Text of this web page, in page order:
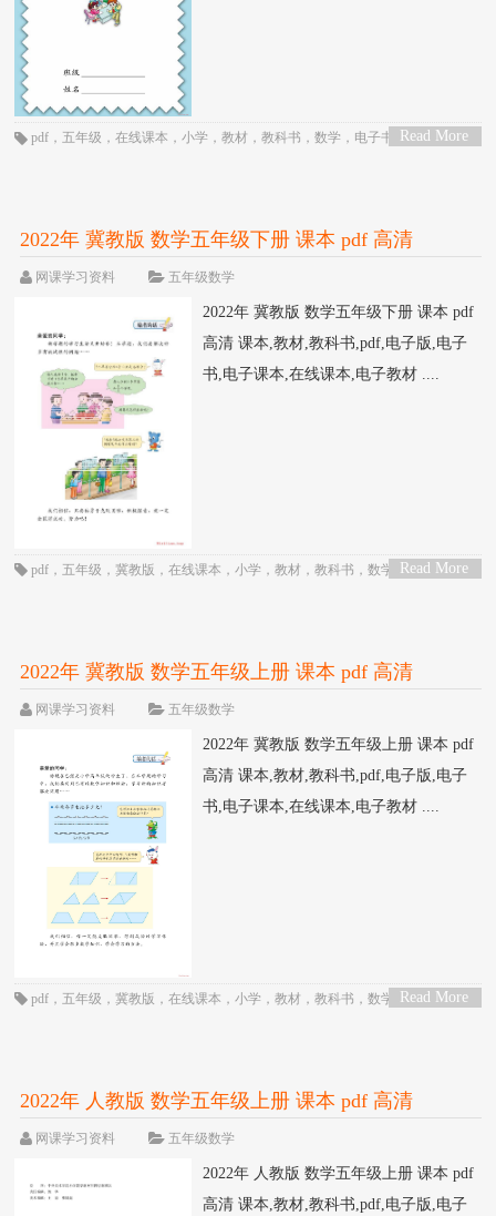
Read More
pdf ， 五年级 ，在线课本 ，小学 ，教材 ，教科书 ，数学 ， 电子书 ，电子教
2022年 冀教版 数学五年级下册 课本 pdf 高清
网课学习资料 五年级数学
2022年 冀教版 数学五年级下册 课本 pdf
高清 课本,教材,教科书,pdf,电子版,电子
书,电子课本,在线课本,电子教材 ....
Read More
pdf ， 五年级 ，冀教版 ，在线课本 ，小学 ，教材 ，教科书 ，数学 ，电子书，
2022年 冀教版 数学五年级上册 课本 pdf 高清
网课学习资料 五年级数学
2022年 冀教版 数学五年级上册 课本 pdf
高清 课本,教材,教科书,pdf,电子版,电子
书,电子课本,在线课本,电子教材 ....
Read More
pdf ， 五年级 ，冀教版 ，在线课本 ，小学 ，教材 ，教科书 ，数学 ，电子书，
2022年 人教版 数学五年级上册 课本 pdf 高清
网课学习资料 五年级数学
2022年 人教版 数学五年级上册 课本 pdf
高清 课本,教材,教科书,pdf,电子版,电子